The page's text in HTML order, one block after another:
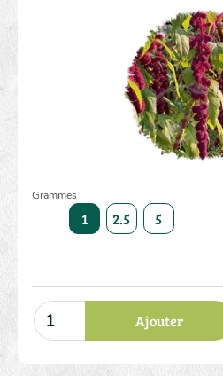
Grammes
1 2.5 5
Ajouter